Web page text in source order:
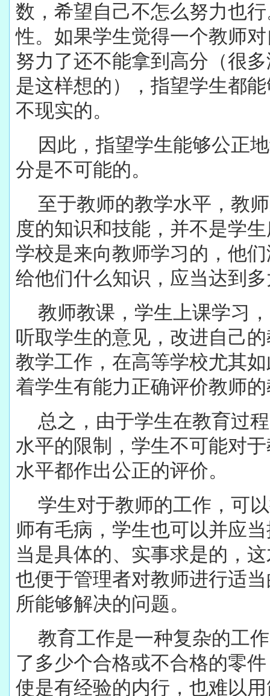
数，希望自己不怎么努力也
性。如果学生觉得一个教师
努力了还不能拿到高分（很
是这样想的），指望学生都
不现实的。
因此，指望学生能够公正
分是不可能的。
至于教师的教学水平，教
度的知识和技能，并不是学
学校是来向教师学习的，他
给他们什么知识，应当达到
教师教课，学生上课学习
听取学生的意见，改进自己
教学工作，在高等学校尤其
着学生有能力正确评价教师
总之，由于学生在教育过
水平的限制，学生不可能对
水平都作出公正的评价。
学生对于教师的工作，可
师有毛病，学生也可以并应
当是具体的、实事求是的，
也便于管理者对教师进行适
所能够解决的问题。
教育工作是一种复杂的工
了多少个合格或不合格的零
使是有经验的内行，也难以